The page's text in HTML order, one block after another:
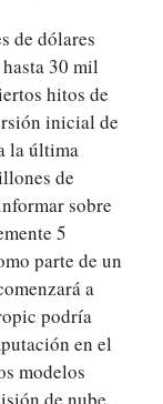
de dólares
30 mil
hitos de
inicial de
la última
de
sobre
5
parte de un
a
podría
en el
modelos
de nube,